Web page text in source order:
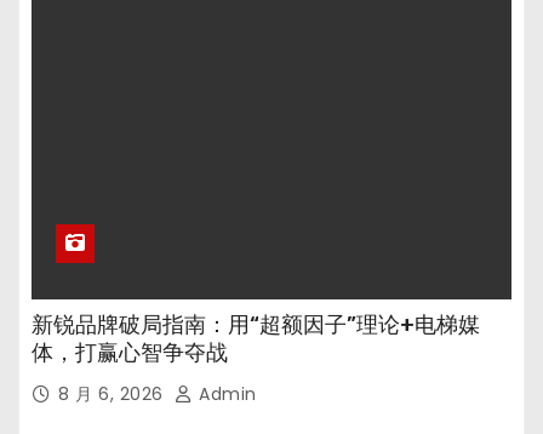
新锐品牌破局指南：用“超额因子”理论+电梯媒
体，打赢心智争夺战
8 月 6, 2026 Admin